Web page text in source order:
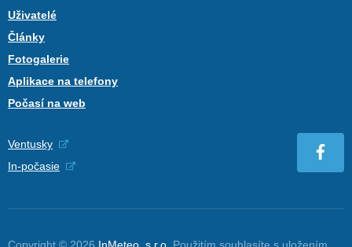
Uživatelé
Články
Fotogalerie
Aplikace na telefony
Počasí na web
Ventusky
In-počasie
Copyright © 2026 InMeteo, s.r.o. Použitím souhlasíte s uložením